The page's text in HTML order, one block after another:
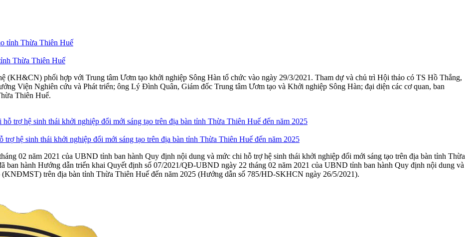
Thừa Thiên Huế
(KH&CN) phối hợp với Trung tâm Ươm tạo khởi nghiệp Sông Hàn tổ chức vào ngày 29/3/2021. Tham dự và chủ trì Hội thảo có TS Hồ Thắng,
Viện Nghiên cứu và Phát triển; ông Lý Đình Quân, Giám đốc Trung tâm Ươm tạo và Khởi nghiệp Sông Hàn; đại diện các cơ quan, ban
Thiên Huế.
hệ sinh thái khởi nghiệp đổi mới sáng tạo trên địa bàn tỉnh Thừa Thiên Huế đến năm 2025
02 năm 2021 của UBND tỉnh ban hành Quy định nội dung và mức chi hỗ trợ hệ sinh thái khởi nghiệp đổi mới sáng tạo trên địa bàn tỉnh Thừa
ban hành Hướng dẫn triển khai Quyết định số 07/2021/QĐ-UBND ngày 22 tháng 02 năm 2021 của UBND tỉnh ban hành Quy định nội dung và
trên địa bàn tỉnh Thừa Thiên Huế đến năm 2025 (Hướng dẫn số 785/HD-SKHCN ngày 26/5/2021).